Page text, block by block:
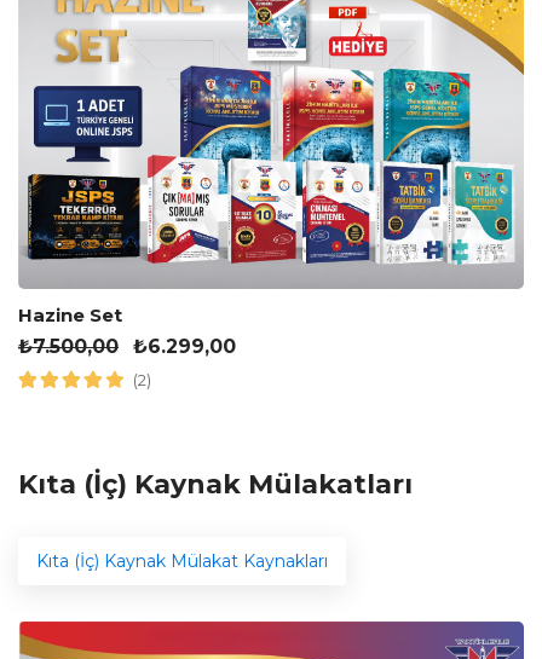
Hazine Set
₺7.500,00 ₺6.299,00
(2)
Kıta (İç) Kaynak Mülakatları
Kıta (İç) Kaynak Mülakat Kaynakları